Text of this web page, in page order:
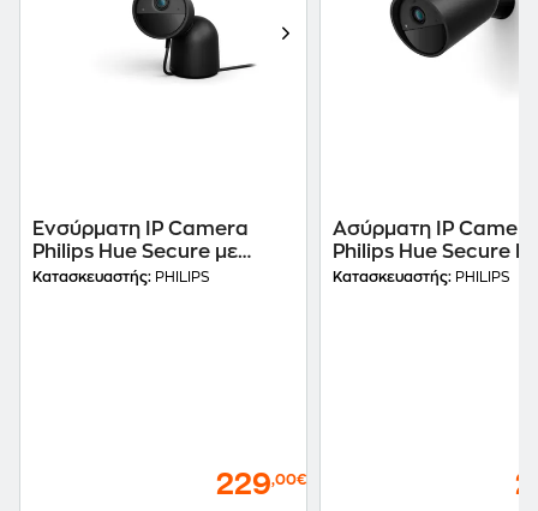
Ενσύρματη IP Camera
Philips Hue Secure με
Desktop Stand Full HD με
Κατασκευαστής: PHILIPS
229,00€
Ασύρματη IP Camera
Philips Hue Secure
Full HD με
Κατασκευαστής: PHILIPS